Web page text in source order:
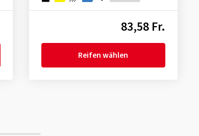
83,58 Fr.
Reifen wählen